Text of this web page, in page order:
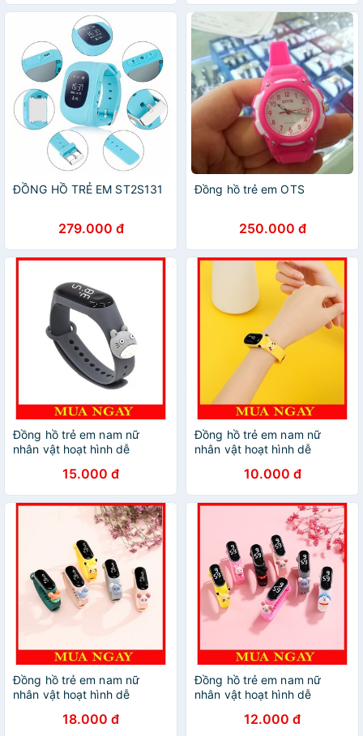
ĐỒNG HỒ TRẺ EM ST2S131
279.000 đ
Đồng hồ trẻ em OTS
250.000 đ
Đồng hồ trẻ em nam nữ
nhân vật hoạt hình dễ
15.000 đ
Đồng hồ trẻ em nam nữ
nhân vật hoạt hình dễ
10.000 đ
Đồng hồ trẻ em nam nữ
nhân vật hoạt hình dễ
18.000 đ
Đồng hồ trẻ em nam nữ
nhân vật hoạt hình dễ
12.000 đ